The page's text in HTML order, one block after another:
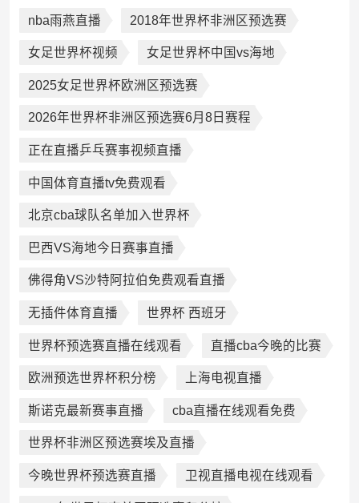
nba雨燕直播 2018年世界杯非洲区预选赛
女足世界杯视频 女足世界杯中国vs海地
2025女足世界杯欧洲区预选赛
2026年世界杯非洲区预选赛6月8日赛程
正在直播乒乓赛事视频直播
中国体育直播tv免费观看
北京cba球队名单加入世界杯
巴西VS海地今日赛事直播
佛得角VS沙特阿拉伯免费观看直播
无插件体育直播 世界杯 西班牙
世界杯预选赛直播在线观看 直播cba今晚的比赛
欧洲预选世界杯积分榜 上海电视直播
斯诺克最新赛事直播 cba直播在线观看免费
世界杯非洲区预选赛埃及直播
今晚世界杯预选赛直播 卫视直播电视在线观看